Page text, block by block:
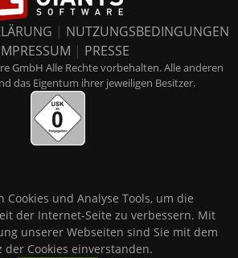
| NUTZUNGSBEDINGUNGEN
| PRESSE
GmbH Alle Rechte vorbehalten. Alle anderen
das Eigentum ihrer jeweiligen Besitzer.
Cookies und Analyse Tools, um die
der Internet-Seite zu verbessern. Mit
unserer Webseiten sind Sie mit dem
der Cookies einverstanden.